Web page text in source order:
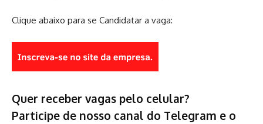
Clique abaixo para se Candidatar a vaga:
Quer receber vagas pelo celular?
Participe de nosso canal do Telegram e o